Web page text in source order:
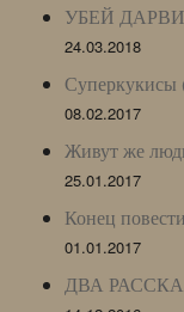
УБЕЙ
24.03.2018
Суперкукисы
08.02.2017
Живут же
25.01.2017
Конец
01.01.2017
ДВА